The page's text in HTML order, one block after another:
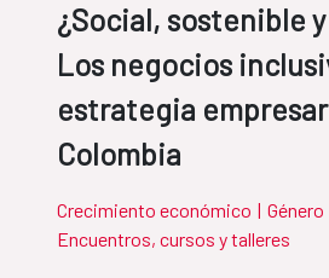
¿Social, sostenible
Los negocios
estrategia
Colombia
Crecimiento económico | Género
Encuentros, cursos y talleres